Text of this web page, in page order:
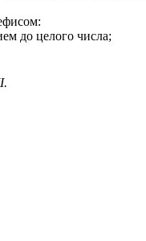
до целого числа;